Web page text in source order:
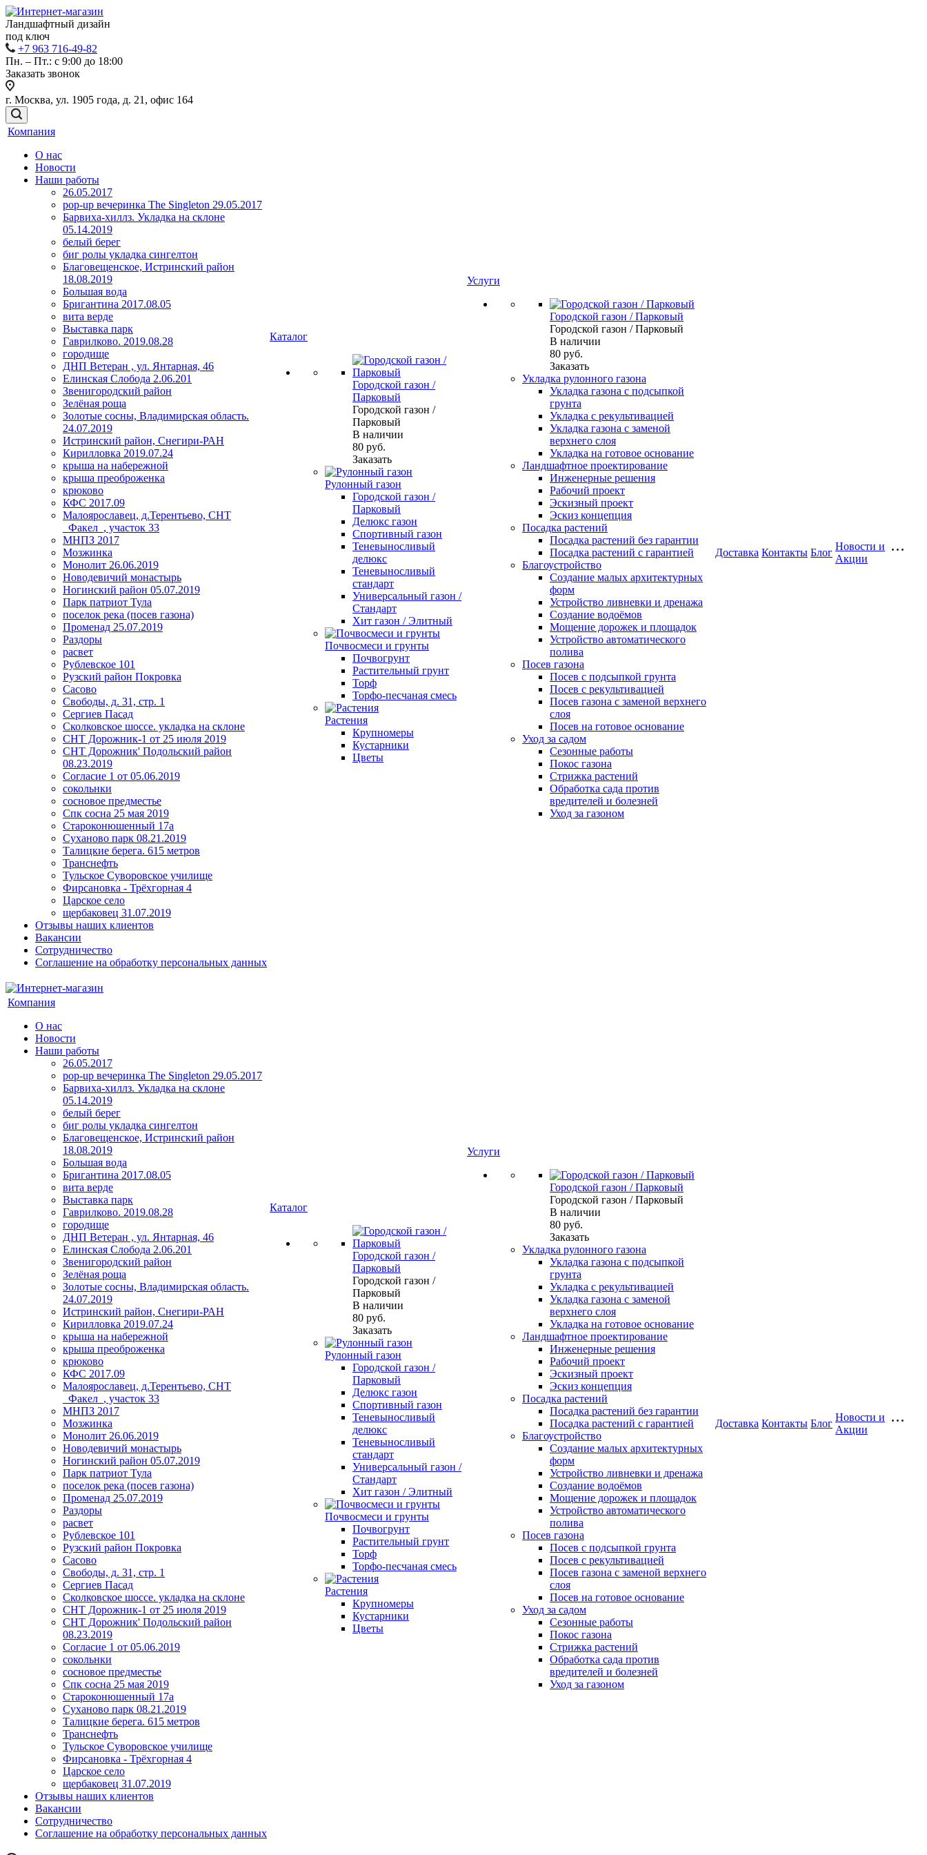
Ландшафтный дизайн
под ключ
+7 963 716-49-82
Пн. – Пт.: с 9:00 до 18:00
Заказать звонок
г. Москва, ул. 1905 года, д. 21, офис 164
Компания
О нас
Новости
Наши работы
26.05.2017
pop-up вечеринка The Singleton 29.05.2017
Барвиха-хиллз. Укладка на склоне
05.14.2019
белый берег
биг ролы укладка сингелтон
Благовещенское, Истринский район
18.08.2019
Большая вода
Бригантина 2017.08.05
вита верде
Выставка парк
Гаврилково. 2019.08.28
городище
ДНП Ветеран , ул. Янтарная, 46
Елинская Слобода 2.06.201
Звенигородский район
Зелёная роща
Золотые сосны, Владимирская область.
24.07.2019
Истринский район, Снегири-РАН
Кирилловка 2019.07.24
крыша на набережной
крыша преоброженка
крюково
КФС 2017.09
Малоярославец, д.Терентьево, СНТ
_Факел_, участок 33
МНПЗ 2017
Мозжинка
Монолит 26.06.2019
Новодевичий монастырь
Ногинский район 05.07.2019
Парк патриот Тула
поселок река (посев газона)
Променад 25.07.2019
Раздоры
расвет
Рублевское 101
Рузский район Покровка
Сасово
Свободы, д. 31, стр. 1
Сергиев Пасад
Сколковское шоссе. укладка на склоне
СНТ Дорожник-1 от 25 июля 2019
СНТ Дорожник' Подольский район
08.23.2019
Согласие 1 от 05.06.2019
сокольнки
сосновое предместье
Спк сосна 25 мая 2019
Староконюшенный 17а
Суханово парк 08.21.2019
Талицкие берега. 615 метров
Транснефть
Тульское Суворовское училище
Фирсановка - Трёхгорная 4
Царское село
щербаковец 31.07.2019
Отзывы наших клиентов
Вакансии
Сотрудничество
Соглашение на обработку персональных данных
Каталог
Городской газон /
Парковый
Городской газон /
Парковый
В наличии
80 руб.
Заказать
Рулонный газон
Городской газон /
Парковый
Делюкс газон
Спортивный газон
Теневыносливый
делюкс
Теневыносливый
стандарт
Универсальный газон /
Стандарт
Хит газон / Элитный
Почвосмеси и грунты
Почвогрунт
Растительный грунт
Торф
Торфо-песчаная смесь
Растения
Крупномеры
Кустарники
Цветы
Услуги
Городской газон / Парковый
Городской газон / Парковый
В наличии
80 руб.
Заказать
Укладка рулонного газона
Укладка газона с подсыпкой
грунта
Укладка с рекультивацией
Укладка газона с заменой
верхнего слоя
Укладка на готовое основание
Ландшафтное проектирование
Инженерные решения
Рабочий проект
Эскизный проект
Эскиз концепция
Посадка растений
Посадка растений без гарантии
Посадка растений с гарантией
Благоустройство
Создание малых архитектурных
форм
Устройство ливневки и дренажа
Создание водоёмов
Мощение дорожек и площадок
Устройство автоматического
полива
Посев газона
Посев с подсыпкой грунта
Посев с рекультивацией
Посев газона с заменой верхнего
слоя
Посев на готовое основание
Уход за садом
Сезонные работы
Покос газона
Стрижка растений
Обработка сада против
вредителей и болезней
Уход за газоном
Доставка Контакты Блог
Новости и
Акции
Компания
О нас
Новости
Наши работы
26.05.2017
pop-up вечеринка The Singleton 29.05.2017
Барвиха-хиллз. Укладка на склоне
05.14.2019
белый берег
биг ролы укладка сингелтон
Благовещенское, Истринский район
18.08.2019
Большая вода
Бригантина 2017.08.05
вита верде
Выставка парк
Гаврилково. 2019.08.28
городище
ДНП Ветеран , ул. Янтарная, 46
Елинская Слобода 2.06.201
Звенигородский район
Зелёная роща
Золотые сосны, Владимирская область.
24.07.2019
Истринский район, Снегири-РАН
Кирилловка 2019.07.24
крыша на набережной
крыша преоброженка
крюково
КФС 2017.09
Малоярославец, д.Терентьево, СНТ
_Факел_, участок 33
МНПЗ 2017
Мозжинка
Монолит 26.06.2019
Новодевичий монастырь
Ногинский район 05.07.2019
Парк патриот Тула
поселок река (посев газона)
Променад 25.07.2019
Раздоры
расвет
Рублевское 101
Рузский район Покровка
Сасово
Свободы, д. 31, стр. 1
Сергиев Пасад
Сколковское шоссе. укладка на склоне
СНТ Дорожник-1 от 25 июля 2019
СНТ Дорожник' Подольский район
08.23.2019
Согласие 1 от 05.06.2019
сокольнки
сосновое предместье
Спк сосна 25 мая 2019
Староконюшенный 17а
Суханово парк 08.21.2019
Талицкие берега. 615 метров
Транснефть
Тульское Суворовское училище
Фирсановка - Трёхгорная 4
Царское село
щербаковец 31.07.2019
Отзывы наших клиентов
Вакансии
Сотрудничество
Соглашение на обработку персональных данных
Каталог
Городской газон /
Парковый
Городской газон /
Парковый
В наличии
80 руб.
Заказать
Рулонный газон
Городской газон /
Парковый
Делюкс газон
Спортивный газон
Теневыносливый
делюкс
Теневыносливый
стандарт
Универсальный газон /
Стандарт
Хит газон / Элитный
Почвосмеси и грунты
Почвогрунт
Растительный грунт
Торф
Торфо-песчаная смесь
Растения
Крупномеры
Кустарники
Цветы
Услуги
Городской газон / Парковый
Городской газон / Парковый
В наличии
80 руб.
Заказать
Укладка рулонного газона
Укладка газона с подсыпкой
грунта
Укладка с рекультивацией
Укладка газона с заменой
верхнего слоя
Укладка на готовое основание
Ландшафтное проектирование
Инженерные решения
Рабочий проект
Эскизный проект
Эскиз концепция
Посадка растений
Посадка растений без гарантии
Посадка растений с гарантией
Благоустройство
Создание малых архитектурных
форм
Устройство ливневки и дренажа
Создание водоёмов
Мощение дорожек и площадок
Устройство автоматического
полива
Посев газона
Посев с подсыпкой грунта
Посев с рекультивацией
Посев газона с заменой верхнего
слоя
Посев на готовое основание
Уход за садом
Сезонные работы
Покос газона
Стрижка растений
Обработка сада против
вредителей и болезней
Уход за газоном
Доставка Контакты Блог
Новости и
Акции